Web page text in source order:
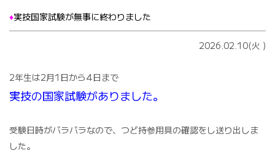
♦️実技国家試験が無事に終わりました
2026.02.10(火 )
2年生は2月1日から4日まで
実技の国家試験がありました。
受験日時がバラバラなので、つど持参用具の確認をし送り出しま
した。